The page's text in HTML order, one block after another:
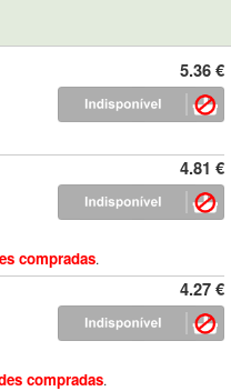
5.36 €
4.81 €
compradas.
4.27 €
compradas.